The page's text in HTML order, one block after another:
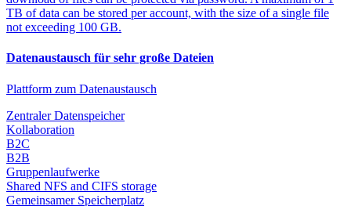
TB of data can be stored per account, with the size of a single file
not exceeding 100 GB.
Datenaustausch für sehr große Dateien
Plattform zum Datenaustausch
Zentraler Datenspeicher
Kollaboration
B2C
B2B
Gruppenlaufwerke
Shared NFS and CIFS storage
Gemeinsamer Speicherplatz